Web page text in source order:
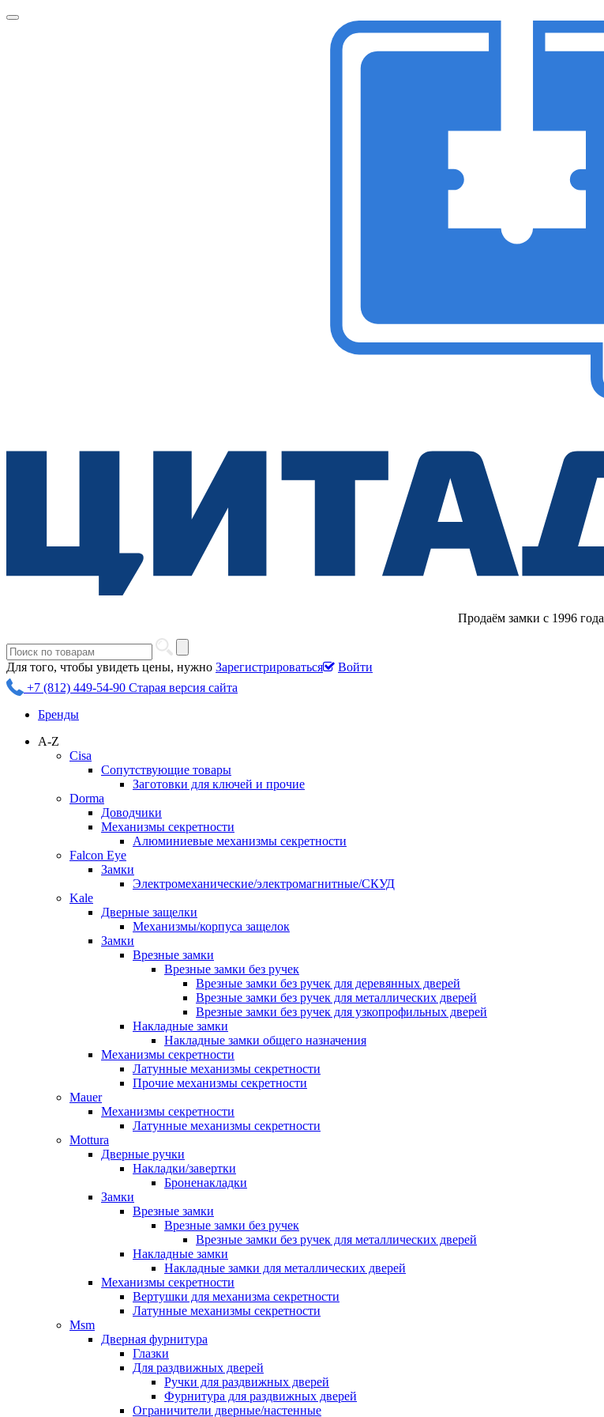
Продаём замки с 1996 года
Для того, чтобы увидеть цены, нужно Зарегистрироваться
Войти
+7 (812) 449-54-90 Старая версия сайта
Бренды
A-Z
Cisa
Сопутствующие товары
Заготовки для ключей и прочие
Dorma
Доводчики
Механизмы секретности
Алюминиевые механизмы секретности
Falcon Eye
Замки
Электромеханические/электромагнитные/СКУД
Kale
Дверные защелки
Механизмы/корпуса защелок
Замки
Врезные замки
Врезные замки без ручек
Врезные замки без ручек для деревянных дверей
Врезные замки без ручек для металлических дверей
Врезные замки без ручек для узкопрофильных дверей
Накладные замки
Накладные замки общего назначения
Механизмы секретности
Латунные механизмы секретности
Прочие механизмы секретности
Mauer
Механизмы секретности
Латунные механизмы секретности
Mottura
Дверные ручки
Накладки/завертки
Броненакладки
Замки
Врезные замки
Врезные замки без ручек
Врезные замки без ручек для металлических дверей
Накладные замки
Накладные замки для металлических дверей
Механизмы секретности
Вертушки для механизма секретности
Латунные механизмы секретности
Msm
Дверная фурнитура
Глазки
Для раздвижных дверей
Ручки для раздвижных дверей
Фурнитура для раздвижных дверей
Ограничители дверные/настенные